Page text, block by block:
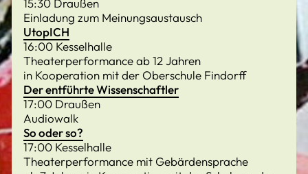
15:30 Draußen
Einladung zum Meinungsaustausch
UtopICH
16:00 Kesselhalle
Theaterperformance ab 12 Jahren
in Kooperation mit der Oberschule Findorff
Der entführte Wissenschaftler
17:00 Draußen
Audiowalk
So oder so?
17:00 Kesselhalle
Theaterperformance mit Gebärdensprache